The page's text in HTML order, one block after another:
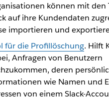
können mit den
auf ihre Kundendaten
importieren und
für die Profillöschung. Hilft
Anfragen von Benutzern
deren
wie Namen und
von einem Slack-